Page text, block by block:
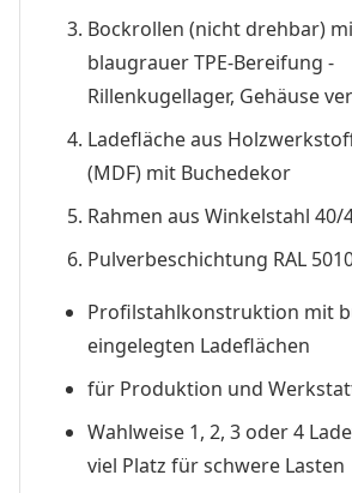
Bockrollen (nicht drehbar)
blaugrauer TPE-Bereifung -
Rillenkugellager, Gehäuse
Ladefläche aus
(MDF) mit Buchedekor
Rahmen aus Winkelstahl 40/
Pulverbeschichtung RAL
Profilstahlkonstruktion mit
eingelegten Ladeflächen
für Produktion und
Wahlweise 1, 2, 3 oder 4
viel Platz für schwere Lasten